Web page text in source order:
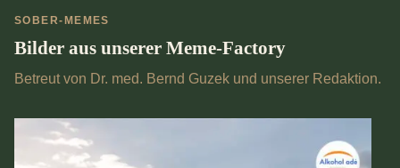
SOBER-MEMES
Bilder aus unserer Meme-Factory
Betreut von Dr. med. Bernd Guzek und unserer Redaktion.